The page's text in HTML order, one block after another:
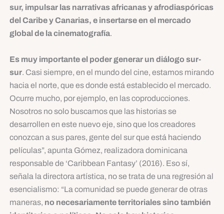
sur, impulsar las narrativas africanas y afrodiaspóricas
del Caribe y Canarias, e insertarse en el mercado
global de la cinematografía.
Es muy importante el poder generar un diálogo sur-
sur. Casi siempre, en el mundo del cine, estamos mirando
hacia el norte, que es donde está establecido el mercado.
Ocurre mucho, por ejemplo, en las coproducciones.
Nosotros no solo buscamos que las historias se
desarrollen en este nuevo eje, sino que los creadores
conozcan a sus pares, gente del sur que está haciendo
películas”, apunta Gómez, realizadora dominicana
responsable de ‘Caribbean Fantasy’ (2016). Eso sí,
señala la directora artística, no se trata de una regresión al
esencialismo: “La comunidad se puede generar de otras
maneras, no necesariamente territoriales sino también